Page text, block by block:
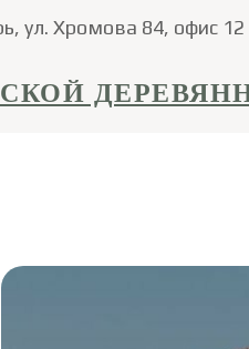
ул. Хромова 84, офис 12